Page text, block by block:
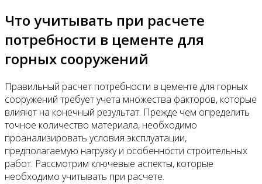
Что учитывать при расчете
потребности в цементе для
горных сооружений
Правильный расчет потребности в цементе для горных
сооружений требует учета множества факторов, которые
влияют на конечный результат. Прежде чем определить
точное количество материала, необходимо
проанализировать условия эксплуатации,
предполагаемую нагрузку и особенности строительных
работ. Рассмотрим ключевые аспекты, которые
необходимо учитывать при расчете.